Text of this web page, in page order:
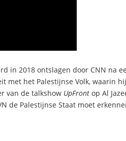
in 2018 ontslagen door CNN na
met het Palestijnse Volk, waarin hij
van de talkshow UpFront op Al
de Palestijnse Staat moet